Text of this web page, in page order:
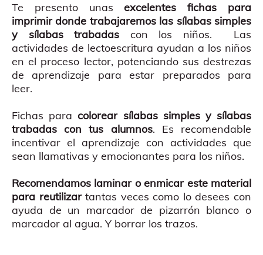
Te presento unas excelentes fichas para
imprimir donde trabajaremos las sílabas simples
y sílabas trabadas con los niños. Las
actividades de lectoescritura ayudan a los niños
en el proceso lector, potenciando sus destrezas
de aprendizaje para estar preparados para
leer.
Fichas paracolorear sílabas simples y sílabas
trabadas con tus alumnos. Es recomendable
incentivar el aprendizaje con actividades que
sean llamativas y emocionantes para los niños.
Recomendamos laminar o enmicar este material
para reutilizartantas veces como lo desees con
ayuda de un marcador de pizarrón blanco o
marcador al agua. Y borrar los trazos.